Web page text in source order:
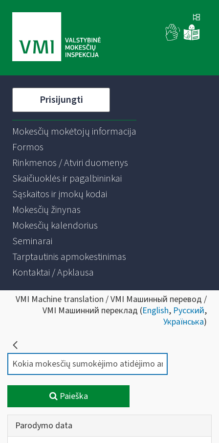
Prisijungti
Mokesčių mokėtojų informacija
Formos
Rinkmenos / Atviri duomenys
Skaičiuoklės ir pagalbininkai
Sąskaitos ir įmokų kodai
Mokesčių žinynas
Mokesčių kalendorius
Seminarai
Tarptautinis apmokestinimas
Kontaktai / Apklausa
VMI Machine translation / VMI Машинный перевод /
VMI Машинний переклад (English, Русский,
Українська)
Paieška
Parodymo data